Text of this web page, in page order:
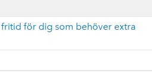
för dig som behöver extra